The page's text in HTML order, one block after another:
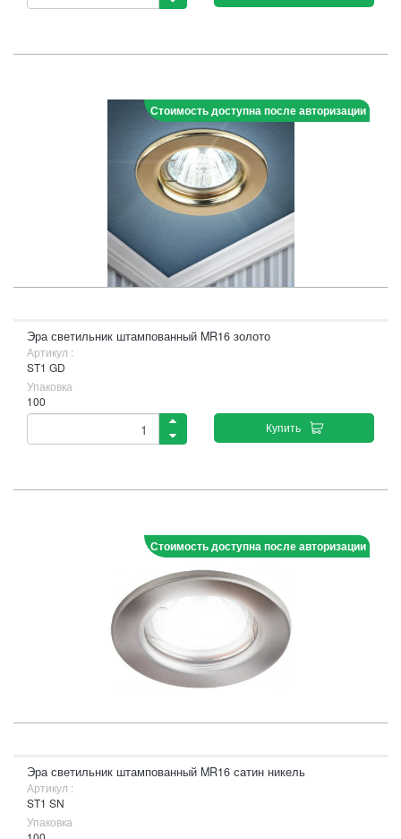
Стоимость доступна после авторизации
Эра светильник штампованный MR16 золото
Артикул :
ST1 GD
Упаковка
100
Купить
Стоимость доступна после авторизации
Эра светильник штампованный MR16 сатин никель
Артикул :
ST1 SN
Упаковка